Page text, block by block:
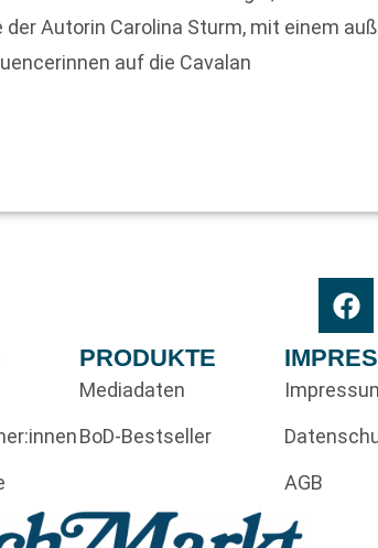
Autorin Carolina Sturm, mit einem
auf die Cavalan
PRODUKTE
Mediadaten
BoD-Bestseller
AGB